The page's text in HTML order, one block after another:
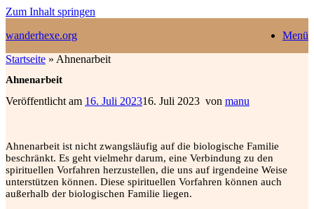
Zum Inhalt springen
wanderhexe.org
Menü
Startseite » Ahnenarbeit
Ahnenarbeit
Veröffentlicht am 16. Juli 202316. Juli 2023 von manu
Ahnenarbeit ist nicht zwangsläufig auf die biologische Familie
beschränkt. Es geht vielmehr darum, eine Verbindung zu den
spirituellen Vorfahren herzustellen, die uns auf irgendeine Weise
unterstützen können. Diese spirituellen Vorfahren können auch
außerhalb der biologischen Familie liegen.